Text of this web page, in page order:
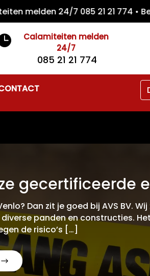
24/7 085 21 21 774 •
Calamiteiten melden
24/7
085 21 21 774
gecertificeerde
Dan zit je goed bij AVS BV.
panden en constructies.
de risico’s […]